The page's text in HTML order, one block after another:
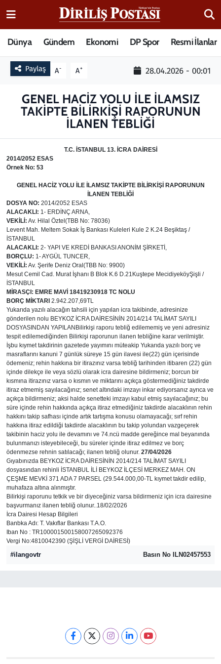
Dünya Gündem Ekonomi DP Spor Resmi İlanlar
Paylaş A- A+ 28.04.2026 - 00:01
GENEL HACİZ YOLU İLE İLAMSIZ
TAKİPTE BİLİRKİŞİ RAPORUNUN
İLANEN TEBLİĞİ
T.C. İSTANBUL 13. İCRA DAİRESİ
2014/2052 ESAS
Örnek No: 53
GENEL HACİZ YOLU İLE İLAMSIZ TAKİPTE BİLİRKİŞİ RAPORUNUN
İLANEN TEBLİĞİ
DOSYA NO: 2014/2052 ESAS
ALACAKLI: 1- ERDİNÇ ARNA,
VEKİLİ: Av. Hilal Öztel(TBB No: 78036)
Levent Mah. Meltem Sokak İş Bankası Kuleleri Kule 2 K.24 Beşiktaş /
İSTANBUL
ALACAKLI: 2- YAPI VE KREDİ BANKASI ANONİM ŞİRKETİ,
BORÇLU: 1- AYGÜL TUNCER,
VEKİLİ: Av. Şerife Deniz Oral(TBB No: 9900)
Mesut Cemil Cad. Murat İşhanı B Blok K.6 D.21Kuştepe MecidiyeköyŞişli /
İSTANBUL
MİRASÇI: EMRE MAVİ 18419230918 TC NOLU
BORÇ MİKTARI2.942.207,69TL
Yukarıda yazılı alacağın tahsili için yapılan icra takibinde, adresinize
gönderilen nolu BEYKOZ İCRA DAİRESİNİN 2014/214 TALİMAT SAYILI
DOSYASINDAN YAPILANBilirkişi raporu tebliğ edilememiş ve yeni adresiniz
tespit edilemediğinden Bilirkişi raporunun ilanen tebliğine karar verilmiştir.
İşbu kıymet takdirinin gazetede yayımını müteakip Yukarıda yazılı borç ve
masraflarını kanuni 7 günlük süreye 15 gün ilavesi ile(22) gün içerisinde
ödemeniz; rehin hakkına bir itirazınız varsa tebliğ tarihinden itibaren (22) gün
içinde dilekçe ile veya sözlü olarak icra dairesine bildirmeniz; borcun bir
kısmına itirazınız varsa o kısmın ve miktarını açıkça göstermediğiniz takdirde
itiraz etmemiş sayılacağınız; senet altındaki imzayı inkar ediyorsanız ayrıca ve
açıkça bildirmeniz; aksi halde senetteki imzayı kabul etmiş sayılacağınız; bu
süre içinde rehin hakkında açıkça itiraz etmediğiniz takdirde alacaklının rehin
hakkını takip safhası içinde artık tartışma konusu olamayacağı; sırf rehin
hakkına itiraz edildiği takdirde alacaklının bu takip yolundan vazgeçerek
takibinin haciz yolu ile devamını ve 74.ncü madde gereğince mal beyanında
bulunmanızı isteyebileceği, bu süreler içinde itiraz edilmez ve borç
ödenmezse rehnin satılacağı; ilanen tebliğ olunur. 27/04/2026
Gıyabınızda BEYKOZ İCRA DAİRESİNİN 2014/214 TALİMAT SAYILI
dosyasından rehinli İSTANBUL İLİ BEYKOZ İLÇESİ MERKEZ MAH. ON
ÇEŞME MEVKİ 371 ADA 7 PARSEL (29.544.000,00-TL kıymet takdir edilip,
muhafaza altına alınmıştır.
Bilirkişi raporunu tetkik ve bir diyeceğiniz varsa bildirmeniz için icra dairesine
başvurmanız ilanen tebliğ olunur..18/02/2026
İcra Dairesi Hesap Bilgileri
Banbka Adı: T. Vakıflar Bankası T.A.O.
Iban No : TR100001500158007265092376
Vergi No:4810042390 (ŞİŞLİ VERGİ DAİRESİ)
#ilangovtr Basın No ILN02457553
15 Temmuz Destanı
Analiz-Yorum
Dünya
Eğitim
Ekonomi
Elif Kuşağı
Güncel
Gündem
Haber
Kültür Sanat
Kurumsal Haberler
Lezzet Durağı
Memur ve Kamu
Otomobil
Oyun
Ramazan
Resmi İlanlar
Rüya Tabirleri
Sağlık
Savunma Sanayi
Televizyon
Nöbetçi Eczaneler
Hava Durumu
Süper Lig Puan Durumu ve Fikstür
Tüm Manşetler
Son Dakika Haberleri
Haber Arşivi